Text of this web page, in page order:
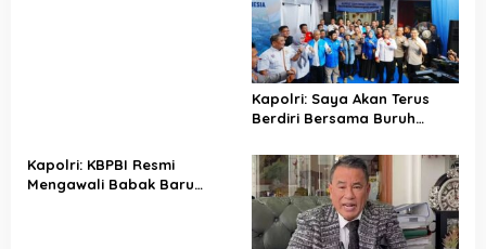
Kapolri: Saya Akan Terus
Berdiri Bersama Buruh
Kapolri: KBPBI Resmi
Mengawali Babak Baru